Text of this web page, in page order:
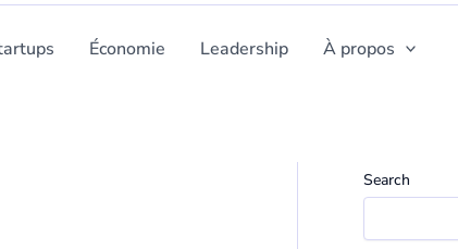
Économie Leadership À propos
Search